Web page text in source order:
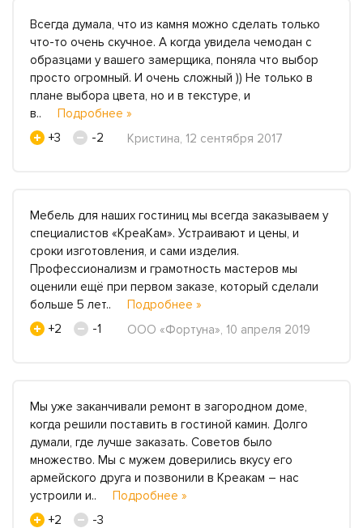
Всегда думала, что из камня можно сделать только
что-то очень скучное. А когда увидела чемодан с
образцами у вашего замерщика, поняла что выбор
просто огромный. И очень сложный )) Не только в
плане выбора цвета, но и в текстуре, и
в.. Подробнее »
+3
-2 Кристина, 12 сентября 2017
Мебель для наших гостиниц мы всегда заказываем у
специалистов «КреаКам». Устраивают и цены, и
сроки изготовления, и сами изделия.
Профессионализм и грамотность мастеров мы
оценили ещё при первом заказе, который сделали
больше 5 лет.. Подробнее »
+2
-1 ООО «Фортуна», 10 апреля 2019
Мы уже заканчивали ремонт в загородном доме,
когда решили поставить в гостиной камин. Долго
думали, где лучше заказать. Советов было
множество. Мы с мужем доверились вкусу его
армейского друга и позвонили в Креакам – нас
устроили и.. Подробнее »
+2
-3